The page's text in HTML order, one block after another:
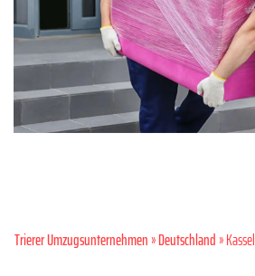
Trierer Umzugsunternehmen»Deutschland» Kassel